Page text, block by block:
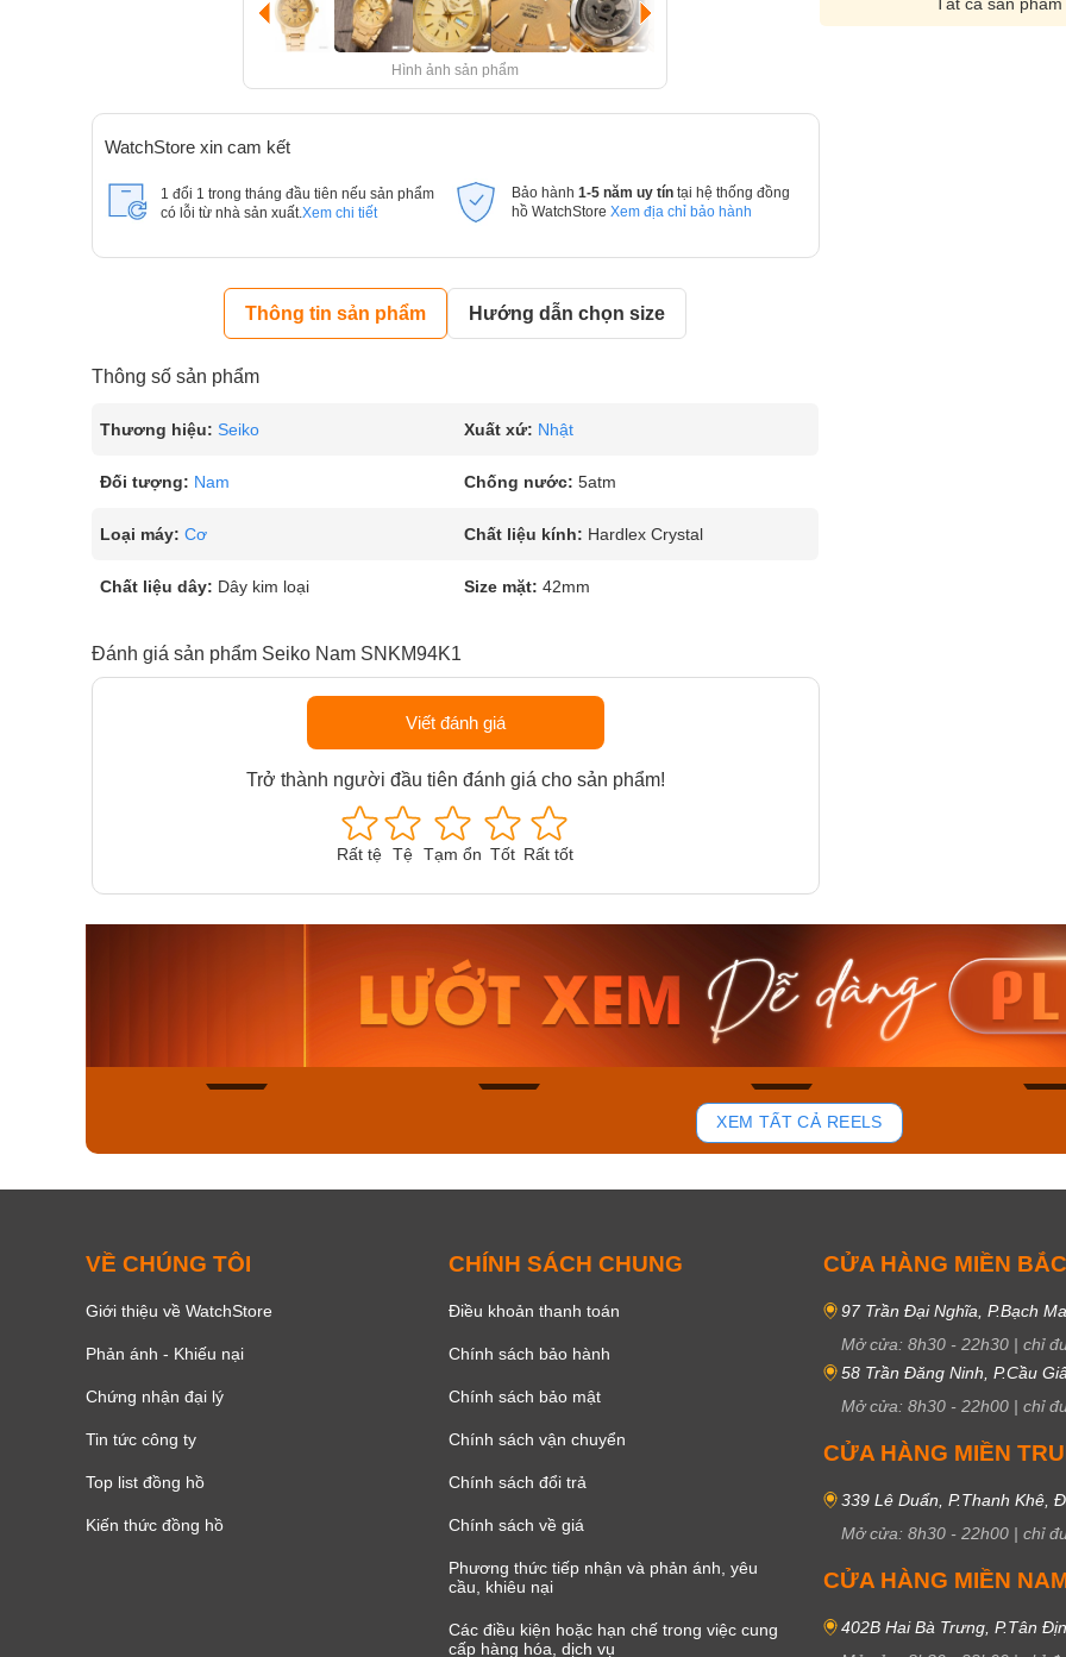
Hình ảnh sản phẩm
WatchStore xin cam kết
1 đổi 1 trong tháng đầu tiên nếu sản phẩm
có lỗi từ nhà sản xuất. Xem chi tiết
Bảo hành 1-5 năm uy tín tại hệ thống đồng
hồ WatchStore Xem địa chỉ bảo hành
Thông tin sản phẩm Hướng dẫn chọn size
Thông số sản phẩm
Thương hiệu: Seiko Xuất xứ: Nhật
Đối tượng: Nam Chống nước: 5atm
Loại máy: Cơ Chất liệu kính: Hardlex Crystal
Chất liệu dây: Dây kim loại Size mặt: 42mm
Đánh giá sản phẩm Seiko Nam SNKM94K1
Viết đánh giá
Trở thành người đầu tiên đánh giá cho sản phẩm!
Rất tệ Tệ Tạm ổn Tốt Rất tốt
Tất cả sản
Casio Nam MTS-
115D-1AVDF
2.823.000₫
2.399.550₫
Mua ngay
51
Casio Nam MTS-
RS100L-1AVDF
4.276.000₫
3.634.600₫
Casio
230EL-
Mua
XEM TẤT CẢ REELS
VỀ CHÚNG TÔI
Giới thiệu về WatchStore
Phản ánh - Khiếu nại
Chứng nhận đại lý
Tin tức công ty
Top list đồng hồ
Kiến thức đồng hồ
CHÍNH SÁCH CHUNG
Điều khoản thanh toán
Chính sách bảo hành
Chính sách bảo mật
Chính sách vận chuyển
Chính sách đổi trả
Chính sách về giá
Phương thức tiếp nhận và phản ánh, yêu
cầu, khiêu nại
Các điều kiện hoặc hạn chế trong việc cung
cấp hàng hóa, dịch vụ
CỬA HÀNG MIỀN BẮC
97 Trần Đại Nghĩa, P.Bạch
Mở cửa: 8h30 - 22h30 | chỉ
58 Trần Đăng Ninh, P.Cầu
Mở cửa: 8h30 - 22h00 | chỉ
CỬA HÀNG MIỀN
339 Lê Duẩn, P.Thanh Khê,
Mở cửa: 8h30 - 22h00 | chỉ
CỬA HÀNG MIỀN
402B Hai Bà Trưng, P.Tân